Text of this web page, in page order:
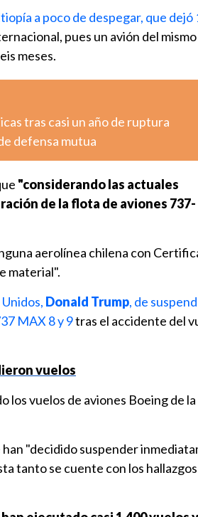
a poco de despegar, que dejó
pues un avión del mismo
meses.
tras casi un año de ruptura
defensa mutua
"considerando las actuales
de la flota de aviones
aerolínea chilena con
material".
Donald Trump, de
MAX 8 y 9tras el accidente del
vuelos
los vuelos de aviones Boeing de la
"decidido suspender
tanto se cuente con los